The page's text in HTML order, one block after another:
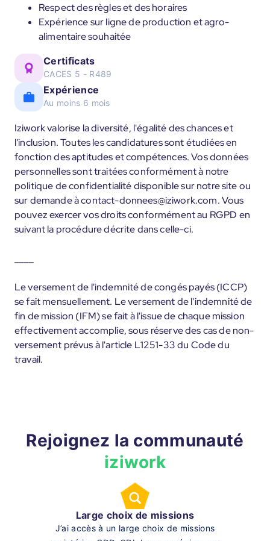
Respect des règles et des horaires
Expérience sur ligne de production et agro-
alimentaire souhaitée
Certificats
CACES 5 - R489
Expérience
Au moins 6 mois
Iziwork valorise la diversité, l'égalité des chances et
l'inclusion. Toutes les candidatures sont étudiées en
fonction des aptitudes et compétences. Vos données
personnelles sont traitées conformément à notre
politique de confidentialité disponible sur notre site ou
sur demande à contact-donnees@iziwork.com. Vous
pouvez exercer vos droits conformément au RGPD en
suivant la procédure décrite dans celle-ci.
Le versement de l'indemnité de congés payés (ICCP)
se fait mensuellement. Le versement de l'indemnité de
fin de mission (IFM) se fait à l'issue de chaque mission
effectivement accomplie, sous réserve des cas de non-
versement prévus à l'article L1251-33 du Code du
travail.
Rejoignez la communauté
iziwork
Large choix de missions
J’ai accès à un large choix de missions